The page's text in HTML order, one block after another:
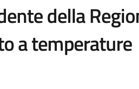
della
a temperature